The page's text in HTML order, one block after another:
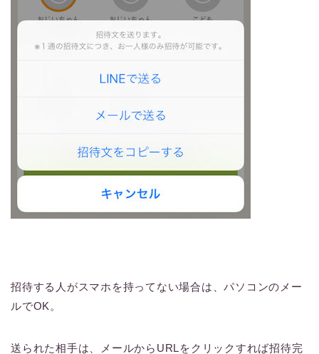
招待する人がスマホを持ってない場合は、パソコンのメー
ルでOK。
送られた相手は、メールからURLをクリックすれば招待完